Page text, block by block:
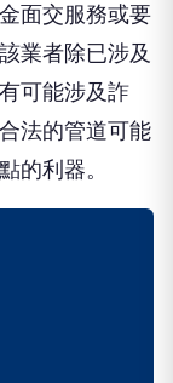
面交服務或要
業者除已涉及
可能涉及詐
法的管道可能
的利器。